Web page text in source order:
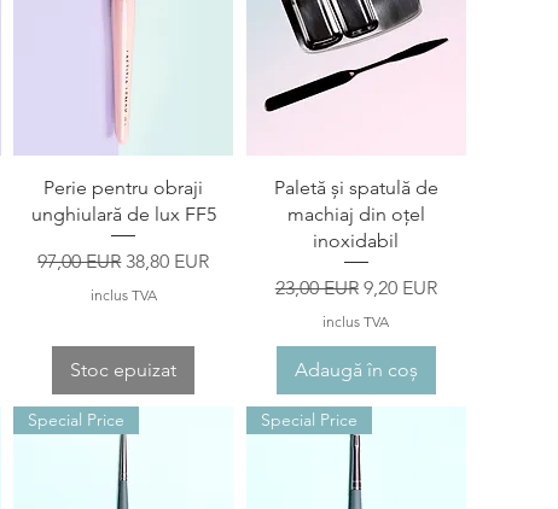
Afișare rapidă
Perie pentru obraji
unghiulară de lux FF5
Preț normal
97,00 EUR Preț redus
38,80 EUR
inclus TVA
Stoc epuizat
Afișare rapidă
Paletă și spatulă de
machiaj din oțel
inoxidabil
Preț normal
23,00 EUR Preț redus
9,20 EUR
inclus TVA
Adaugă în coș
Special Price Special Price